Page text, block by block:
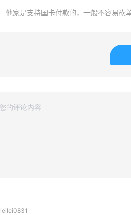
他家是支持国卡付款的，一般不容易砍
leilei0831
Matte Collection
淘宝买维达抽纸，给家里囤点货！